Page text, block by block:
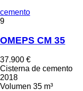
cemento
9
OMEPS CM 35
37.900 €
Cisterna de cemento
2018
Volumen 35 m³